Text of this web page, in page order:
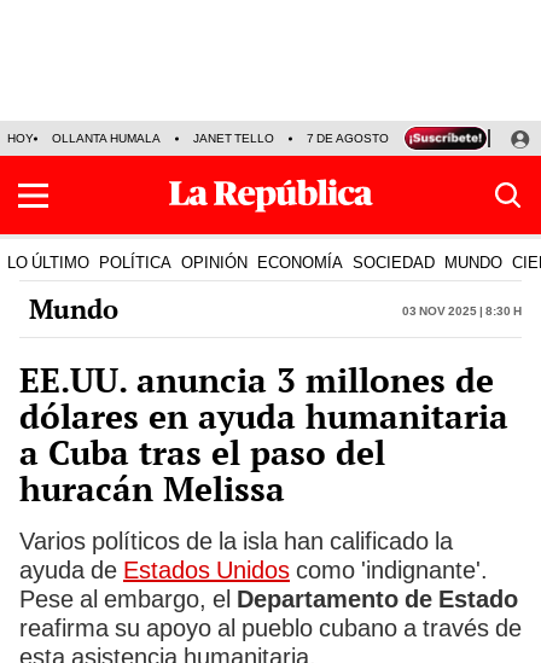
HOY OLLANTA HUMALA JANET TELLO 7 DE AGOSTO TINKA RESULTADOS
LO ÚLTIMO POLÍTICA OPINIÓN ECONOMÍA SOCIEDAD MUNDO
Mundo 03 Nov 2025 | 8:30 h
EE.UU. anuncia 3 millones de
dólares en ayuda humanitaria
a Cuba tras el paso del
huracán Melissa
Varios políticos de la isla han calificado la
ayuda de Estados Unidos como 'indignante'.
Pese al embargo, el Departamento de Estado
reafirma su apoyo al pueblo cubano a través de
esta asistencia humanitaria.